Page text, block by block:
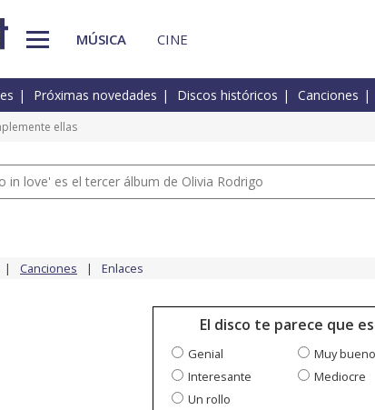
MÚSICA CINE
Próximas novedades Discos históricos Canciones
ellas
in love' es el tercer álbum de Olivia Rodrigo
Canciones Enlaces
El disco te parece que
Genial
Muy bueno
Interesante
Mediocre
Un rollo